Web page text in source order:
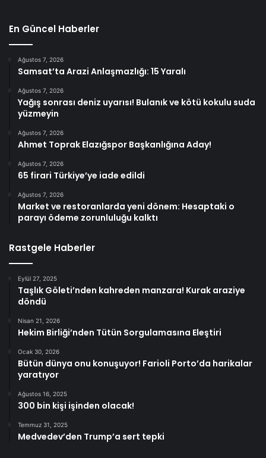
En Güncel Haberler
Ağustos 7, 2026
Samsat’ta Arazi Anlaşmazlığı: 15 Yaralı
Ağustos 7, 2026
Yağış sonrası deniz uyarısı! Bulanık ve kötü kokulu suda
yüzmeyin
Ağustos 7, 2026
Ahmet Toprak Elazığspor Başkanlığına Aday!
Ağustos 7, 2026
65 firari Türkiye’ye iade edildi
Ağustos 7, 2026
Market ve restoranlarda yeni dönem: Hesaptaki o
parayı ödeme zorunluluğu kalktı
Rastgele Haberler
Eylül 27, 2025
Taşlık Göleti’nden kahreden manzara! Kurak araziye
döndü
Nisan 21, 2026
Hekim Birliği’nden Tütün Sorgulamasına Eleştiri
Ocak 30, 2026
Bütün dünya onu konuşuyor! Farioli Porto’da harikalar
yaratıyor
Ağustos 16, 2025
300 bin kişi işinden olacak!
Temmuz 31, 2025
Medvedev’den Trump’a sert tepki